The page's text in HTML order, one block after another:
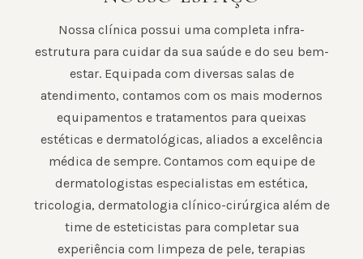
Nossa clínica possui uma completa infra-
estrutura para cuidar da sua saúde e do seu bem-
estar. Equipada com diversas salas de
atendimento, contamos com os mais modernos
equipamentos e tratamentos para queixas
estéticas e dermatológicas, aliados a excelência
médica de sempre. Contamos com equipe de
dermatologistas especialistas em estética,
tricologia, dermatologia clínico-cirúrgica além de
time de esteticistas para completar sua
experiência com limpeza de pele, terapias